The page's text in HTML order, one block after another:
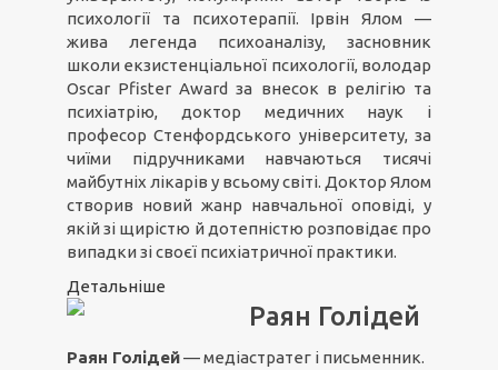
психології та психотерапії. Ірвін Ялом —
жива легенда психоаналізу, засновник
школи екзистенціальної психології, володар
Oscar Pfister Award за внесок в релігію та
психіатрію, доктор медичних наук і
професор Стенфордського університету, за
чиїми підручниками навчаються тисячі
майбутніх лікарів у всьому світі. Доктор Ялом
створив новий жанр навчальної оповіді, у
якій зі щирістю й дотепністю розповідає про
випадки зі своєї психіатричної практики.
Детальніше
Раян Голідей
Раян Голідей— медіастратег і письменник.